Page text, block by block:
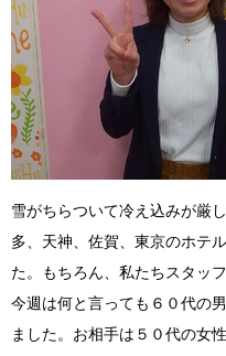
雪がちらついて冷え込みが厳
多、天神、佐賀、東京のホテ
た。もちろん、私たちスタッ
今週は何と言っても６０代の
ました。お相手は５０代の女